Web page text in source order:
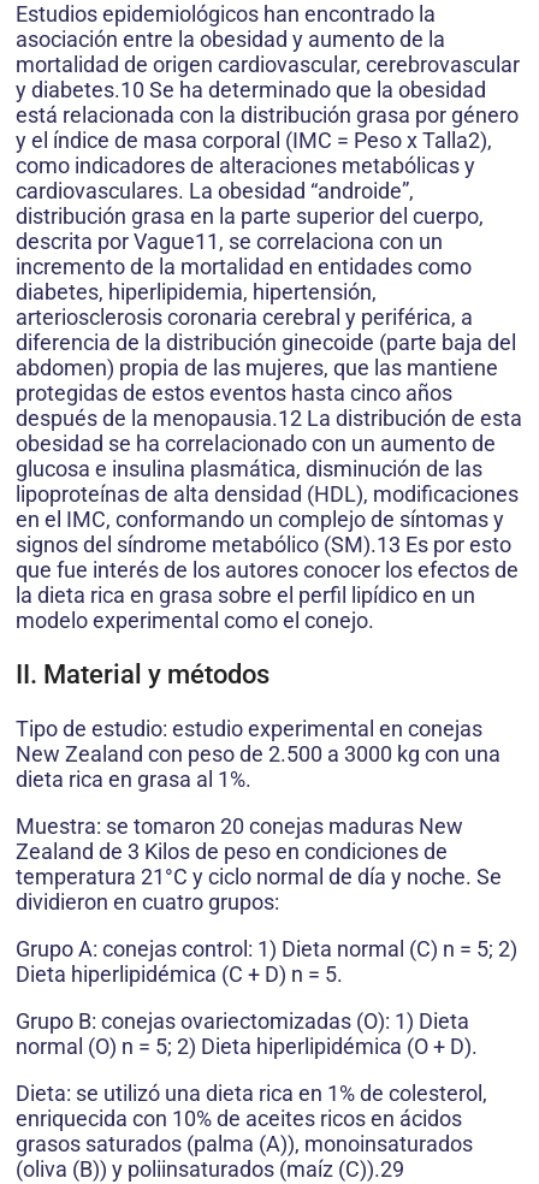
Estudios epidemiológicos han encontrado la
asociación entre la obesidad y aumento de la
mortalidad de origen cardiovascular, cerebrovascular
y diabetes.10 Se ha determinado que la obesidad
está relacionada con la distribución grasa por género
y el índice de masa corporal (IMC = Peso x Talla2),
como indicadores de alteraciones metabólicas y
cardiovasculares. La obesidad “androide”,
distribución grasa en la parte superior del cuerpo,
descrita por Vague11, se correlaciona con un
incremento de la mortalidad en entidades como
diabetes, hiperlipidemia, hipertensión,
arteriosclerosis coronaria cerebral y periférica, a
diferencia de la distribución ginecoide (parte baja del
abdomen) propia de las mujeres, que las mantiene
protegidas de estos eventos hasta cinco años
después de la menopausia.12 La distribución de esta
obesidad se ha correlacionado con un aumento de
glucosa e insulina plasmática, disminución de las
lipoproteínas de alta densidad (HDL), modificaciones
en el IMC, conformando un complejo de síntomas y
signos del síndrome metabólico (SM).13 Es por esto
que fue interés de los autores conocer los efectos de
la dieta rica en grasa sobre el perfil lipídico en un
modelo experimental como el conejo.
II. Material y métodos
Tipo de estudio: estudio experimental en conejas
New Zealand con peso de 2.500 a 3000 kg con una
dieta rica en grasa al 1%.
Muestra: se tomaron 20 conejas maduras New
Zealand de 3 Kilos de peso en condiciones de
temperatura 21°C y ciclo normal de día y noche. Se
dividieron en cuatro grupos:
Grupo A: conejas control: 1) Dieta normal (C) n = 5; 2)
Dieta hiperlipidémica (C + D) n = 5.
Grupo B: conejas ovariectomizadas (O): 1) Dieta
normal (O) n = 5; 2) Dieta hiperlipidémica (O + D).
Dieta: se utilizó una dieta rica en 1% de colesterol,
enriquecida con 10% de aceites ricos en ácidos
grasos saturados (palma (A)), monoinsaturados
(oliva (B)) y poliinsaturados (maíz (C)).29